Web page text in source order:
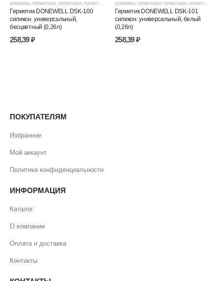
DONEWELL ГЕРМЕТИКИ, ГЕРМЕТИКИ, ГЕРМЕТИКИ СИЛИКОНОВЫЕ ,ГЕРМЕТИКИ, КЛЕИ, ПЕНЫ,ЦЕНОВЫЕ
Герметик DONEWELL DSK-100
силикон. универсальный,
бесцветный (0,26л)
258,39₽
DONEWELL ГЕРМЕТИКИ, ГЕРМЕТИКИ, ГЕРМЕТИКИ СИЛИКОНОВЫЕ
Герметик DONEWELL DSK-101
силикон. универсальный, белый
(0,26л)
258,39₽
ПОКУПАТЕЛЯМ
Избранное
Мой аккаунт
Политика конфиденциальности
ИНФОРМАЦИЯ
Каталог
О компании
Оплата и доставка
Контакты